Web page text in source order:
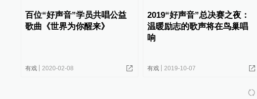
百位“好声音”学员共唱公益
歌曲《世界为你醒来》
有戏 2020-02-08
2019“好声音”总决赛之夜：
温暖励志的歌声将在鸟巢唱
响
有戏 2019-10-07